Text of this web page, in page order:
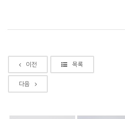
이전 목록
다음